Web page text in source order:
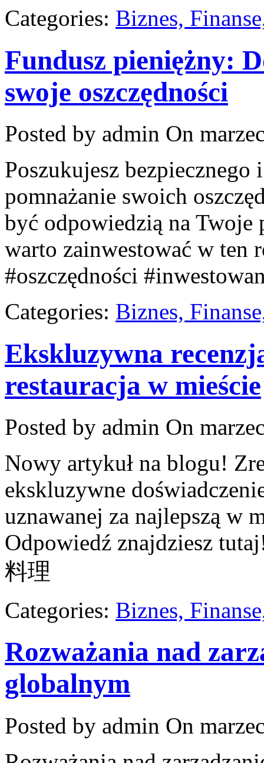
Categories: Biznes,
Fundusz pieniężny:
swoje oszczędności
Posted by admin On
Poszukujesz bezpiecznego
pomnażanie swoich
być odpowiedzią na Twoje
warto zainwestować w ten
#oszczędności
Categories: Biznes,
Ekskluzywna
restauracja w mieście
Posted by admin On
Nowy artykuł na blogu!
ekskluzywne
uznawanej za najlepszą w
Odpowiedź znajdziesz
料理
Categories: Biznes,
Rozważania nad
globalnym
Posted by admin On